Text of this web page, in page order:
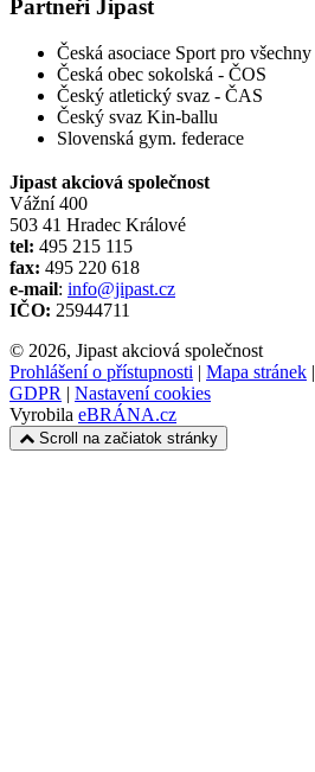
Partneři Jipast
Česká asociace Sport pro všechny
Česká obec sokolská - ČOS
Český atletický svaz - ČAS
Český svaz Kin-ballu
Slovenská gym. federace
Jipast akciová společnost
Vážní 400
503 41 Hradec Králové
tel: 495 215 115
fax: 495 220 618
e-mail: info@jipast.cz
IČO: 25944711
© 2026, Jipast akciová společnost
Prohlášení o přístupnosti | Mapa stránek |
GDPR | Nastavení cookies
Vyrobila eBRÁNA.cz
Scroll na začiatok stránky